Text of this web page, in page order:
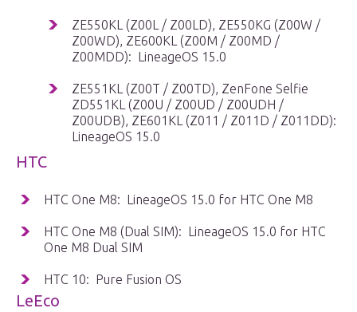
ZE550KL (Z00L / Z00LD), ZE550KG (Z00W /
Z00WD), ZE600KL (Z00M / Z00MD /
Z00MDD): LineageOS 15.0
ZE551KL (Z00T / Z00TD), ZenFone Selfie
ZD551KL (Z00U / Z00UD / Z00UDH /
Z00UDB), ZE601KL (Z011 / Z011D / Z011DD):
LineageOS 15.0
HTC
HTC One M8: LineageOS 15.0 for HTC One M8
HTC One M8 (Dual SIM): LineageOS 15.0 for HTC
One M8 Dual SIM
HTC 10: Pure Fusion OS
LeEco